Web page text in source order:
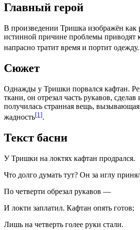
Главный герой
В произведении Тришка изображён как
истинной причине проблемы приводят к
напрасно тратит время и портит
Сюжет
Однажды у Тришки порвался кафтан.
ткани, он отрезал часть рукавов,
получилась странная вещь,
жадность[1].
Текст басни
У Тришки на локтях кафтан продрался.
Что долго думать тут? Он за иглу
По четверти обрезал рукавов —
И локти заплатил. Кафтан опять готов;
Лишь на четверть голее руки стали.